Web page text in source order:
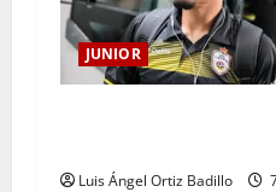
JUNIOR
Luis Ángel Ortiz Badillo